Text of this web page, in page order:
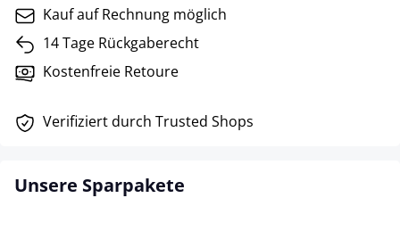
Kauf auf Rechnung möglich
14 Tage Rückgaberecht
Kostenfreie Retoure
Verifiziert durch Trusted Shops
Unsere Sparpakete